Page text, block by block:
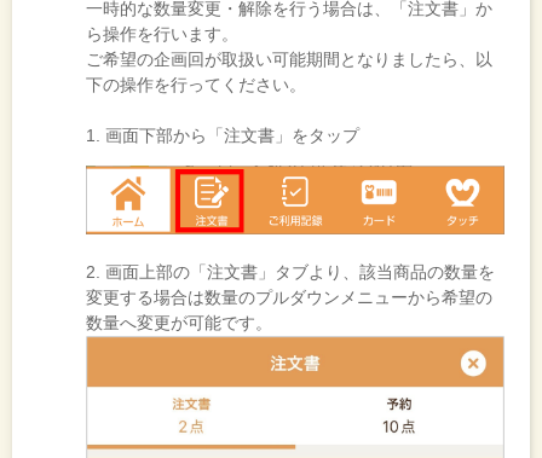
一時的な数量変更・解除を行う場合は、「注文書」か
ら操作を行います。
ご希望の企画回が取扱い可能期間となりましたら、以
下の操作を行ってください。
1. 画面下部から「注文書」をタップ
2. 画面上部の「注文書」タブより、該当商品の数量を
変更する場合は数量のプルダウンメニューから希望の
数量へ変更が可能です。